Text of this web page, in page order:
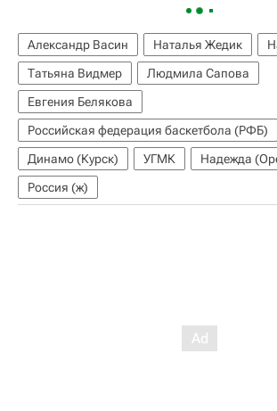
Александр Васин Наталья Жедик
Татьяна Видмер
Людмила Сапова
Евгения Белякова
Российская федерация баскетбола (РФБ)
Динамо (Курск)
УГМК
Надежда
Россия (ж)